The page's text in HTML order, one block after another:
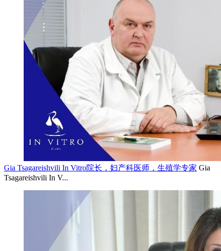
Gia Tsagareishvili In Vitro院长，妇产科医师，生殖学专家 Gia
Tsagareishvili In V...